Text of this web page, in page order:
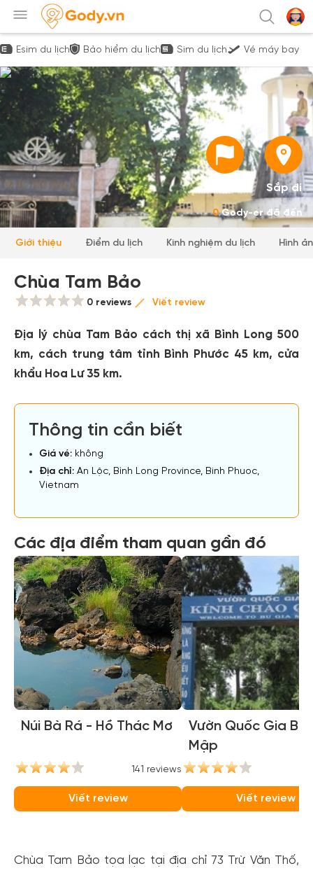
Esim du lịch Bảo hiểm du lịch Sim du lịch Vé máy bay
Sắp đi
0Gody-er đã đến
Giới thiệu Điểm du lịch Kinh nghiệm du lịch Hình
Chùa Tam Bảo
0 reviews Viết review
Địa lý chùa Tam Bảo cách thị xã Bình Long 500
km, cách trung tâm tỉnh Bình Phước 45 km, cửa
khẩu Hoa Lư 35 km.
Thông tin cần biết
Giá vé: không
Địa chỉ: An Lộc, Bình Long Province, Binh Phuoc,
Vietnam
Các địa điểm tham quan gần đó
Núi Bà Rá - Hồ Thác Mơ
141 reviews
Viết review
Vườn Quốc Gia Bù
Mập
Viết review
Chùa Tam Bảo tọa lạc tại địa chỉ 73 Trừ Văn Thố,